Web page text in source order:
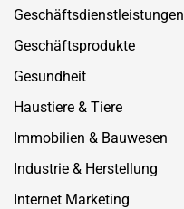
Geschäftsdienstleistungen
Geschäftsprodukte
Gesundheit
Haustiere & Tiere
Immobilien & Bauwesen
Industrie & Herstellung
Internet Marketing